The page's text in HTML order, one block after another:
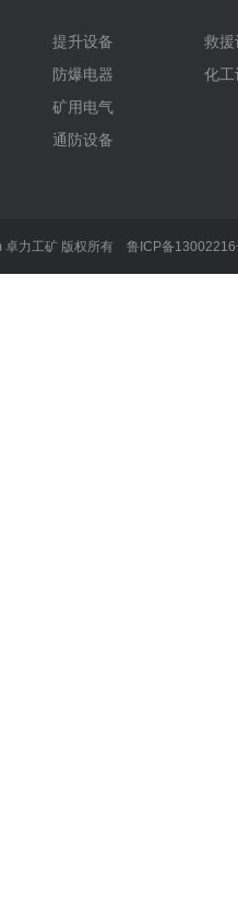
提升设备
防爆电器
矿用电气
通防设备
救援
化工
卓力工矿 版权所有 鲁ICP备